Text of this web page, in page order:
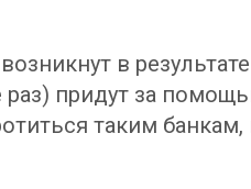
в
раз) придут за
таким